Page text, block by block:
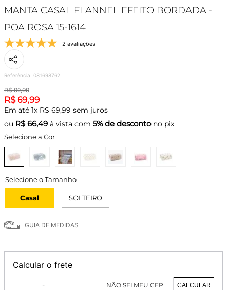
MANTA CASAL FLANNEL EFEITO BORDADA -
POA ROSA 15-1614
2 avaliações
Referência: 081698762
R$ 99,99
R$ 69,99
Em até 1x R$ 69,99 sem juros
ou R$ 66,49 à vista com 5% de descontono pix
Selecione a Cor
Casal SOLTEIRO
GUIA DE MEDIDAS
Calcular o frete
NÃO SEI MEU CEP CALCULAR